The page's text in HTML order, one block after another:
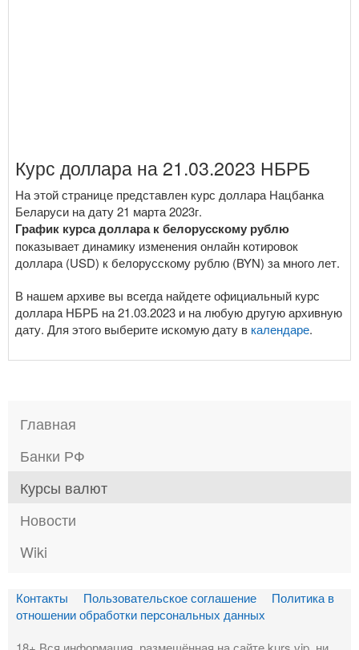
Курс доллара на 21.03.2023 НБРБ
На этой странице представлен курс доллара Нацбанка
Беларуси на дату 21 марта 2023г.
График курса доллара к белорусскому рублю
показывает динамику изменения онлайн котировок
доллара (USD) к белорусскому рублю (BYN) за много лет.
В нашем архиве вы всегда найдете официальный курс
доллара НБРБ на 21.03.2023 и на любую другую архивную
дату. Для этого выберите искомую дату в календаре.
Главная
Банки РФ
Курсы валют
Новости
Wiki
Контакты Пользовательское соглашение
Политика в
отношении обработки персональных данных